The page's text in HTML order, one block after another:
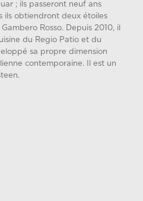
; ils passeront neuf ans
ils obtiendront deux étoiles
Rosso. Depuis 2010, il
du Regio Patio et du
sa propre dimension
contemporaine. Il est un